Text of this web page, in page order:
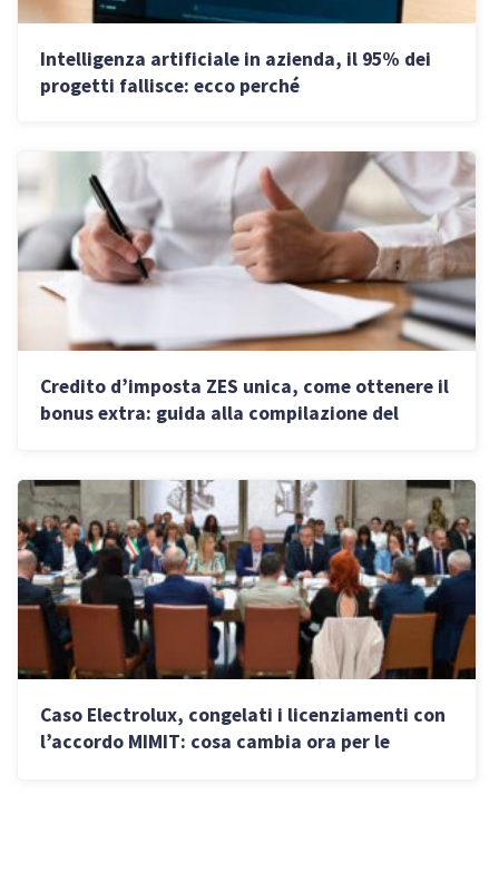
Intelligenza artificiale in azienda, il 95% dei
progetti fallisce: ecco perché
Credito d’imposta ZES unica, come ottenere il
bonus extra: guida alla compilazione del
Caso Electrolux, congelati i licenziamenti con
l’accordo MIMIT: cosa cambia ora per le